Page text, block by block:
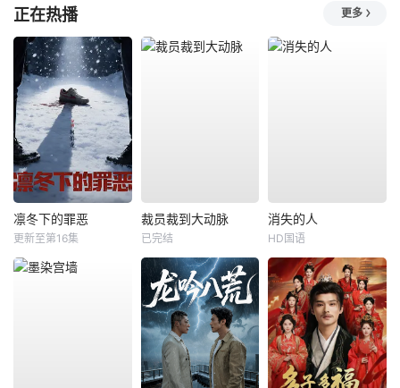
正在热播 更多
凛冬下的罪恶
更新至第16集
裁员裁到大动脉
已完结
消失的人
HD国语